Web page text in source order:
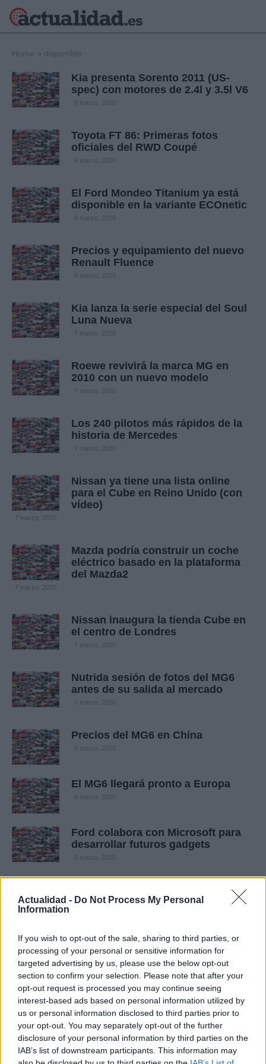
Actualidad - Do Not Process My Personal
Information
If you wish to opt-out of the sale, sharing to third parties, or
processing of your personal or sensitive information for
targeted advertising by us, please use the below opt-out
section to confirm your selection. Please note that after your
opt-out request is processed you may continue seeing
interest-based ads based on personal information utilized by
us or personal information disclosed to third parties prior to
your opt-out. You may separately opt-out of the further
disclosure of your personal information by third parties on the
IAB’s list of downstream participants. This information may
Política
Crónica
Economía
Internacional
Viajes
Deportes
Gente
Home » disponible
Kia presenta Sorento 2011 (US-
spec) con motores de 2.4l y 3.5l V6
9 marzo, 2020
Toyota FT 86: Primeras fotos
oficiales del RWD Coupé
9 marzo, 2020
El Ford Mondeo Titanium ya está
disponible en la variante ECOnetic
8 marzo, 2020
Precios y equipamiento del nuevo
Renault Fluence
8 marzo, 2020
Kia lanza la serie especial del Soul
Luna Nueva
7 marzo, 2020
Roewe revivirá la marca MG en
2010 con un nuevo modelo
7 marzo, 2020
Los 240 pilotos más rápidos de la
historia de Mercedes
7 marzo, 2020
Nissan ya tiene una lista online
para el Cube en Reino Unido (con
vídeo)
7 marzo, 2020
Mazda podría construir un coche
eléctrico basado en la plataforma
del Mazda2
7 marzo, 2020
Nissan inaugura la tienda Cube en
el centro de Londres
7 marzo, 2020
Nutrida sesión de fotos del MG6
antes de su salida al mercado
7 marzo, 2020
Precios del MG6 en China
6 marzo, 2020
El MG6 llegará pronto a Europa
6 marzo, 2020
Ford colabora con Microsoft para
desarrollar futuros gadgets
3 marzo, 2020
eléctricos están satisfechos en un
California podría introducir
pantallas LED en las placas de
matrícula (con vídeo)
29 febrero, 2020
Las luces LED podrían usarse para
evitar accidentes (con vídeo)
28 febrero, 2020